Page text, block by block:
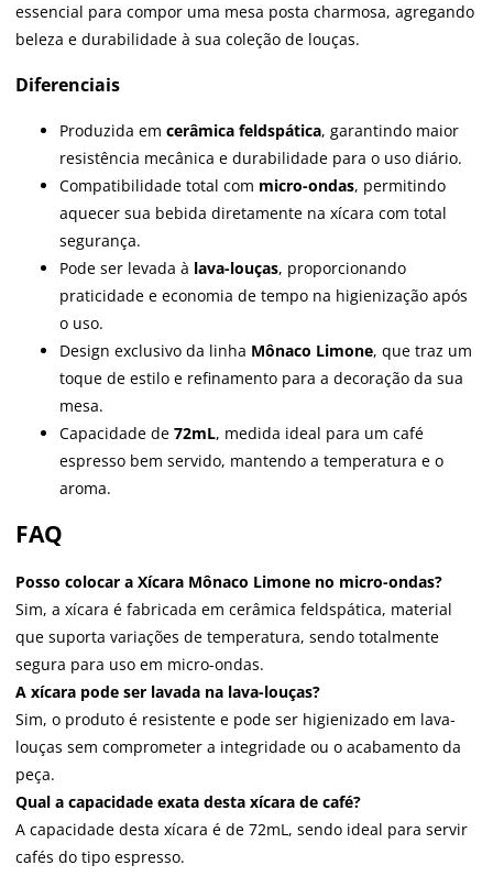
essencial para compor uma mesa posta charmosa, agregando
beleza e durabilidade à sua coleção de louças.
Diferenciais
Produzida em cerâmica feldspática, garantindo maior
resistência mecânica e durabilidade para o uso diário.
Compatibilidade total com micro-ondas, permitindo
aquecer sua bebida diretamente na xícara com total
segurança.
Pode ser levada à lava-louças, proporcionando
praticidade e economia de tempo na higienização após
o uso.
Design exclusivo da linha Mônaco Limone, que traz um
toque de estilo e refinamento para a decoração da sua
mesa.
Capacidade de 72mL, medida ideal para um café
espresso bem servido, mantendo a temperatura e o
aroma.
FAQ
Posso colocar a Xícara Mônaco Limone no micro-ondas?
Sim, a xícara é fabricada em cerâmica feldspática, material
que suporta variações de temperatura, sendo totalmente
segura para uso em micro-ondas.
A xícara pode ser lavada na lava-louças?
Sim, o produto é resistente e pode ser higienizado em lava-
louças sem comprometer a integridade ou o acabamento da
peça.
Qual a capacidade exata desta xícara de café?
A capacidade desta xícara é de 72mL, sendo ideal para servir
cafés do tipo espresso.